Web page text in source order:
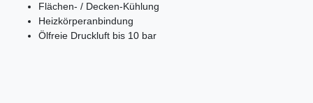
Flächen- / Decken-Kühlung
Heizkörperanbindung
Ölfreie Druckluft bis 10 bar